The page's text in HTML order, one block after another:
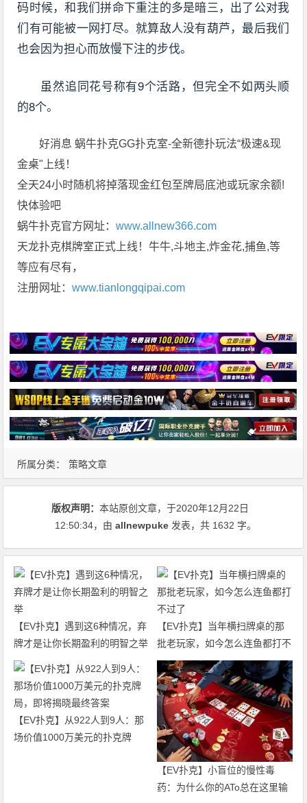
码时候，和我们拼命下重注的多是暗三，出了公对我
们有可能被一网打尽。就算敌人没有葫芦，最后我们
也会因为担心而放慢下注的步伐。
虽然追同花号称有9个活路，但完全不如两头顺
的8个。
好消息 蜗牛扑克GG扑克室-全新德扑玩法“极速&现
金桌"上线！
全天24小时随机将掉落现金红包至牌局底池或玩家余额!
快体验吧
蜗牛扑克官方网址：www.allnew366.com
天龙扑克棋牌室正式上线！牛牛,斗地主,炸金花,捕鱼,等
等应有尽有，
注册网址：www.tianlongqipai.com
所属分类： 策略文章
版权声明：本站原创文章，于2020年12月22日
12:50:34，由allnewpuke 发表，共 1632 字。
【EV扑克】遇到这6种情况，弃
牌才是让你长期盈利的明智之举
【EV扑克】当年横扫牌桌的那
批老玩家，如今怎么连鱼都打不
过了
【EV扑克】从922人到9人：那
场价值1000万美元的扑克牌
【EV扑克】小盲位的慢性毒
药：为什么你的ATo总在这里输